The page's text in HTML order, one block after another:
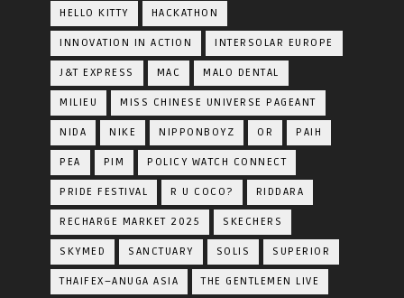
HELLO KITTY HACKATHON
INNOVATION IN ACTION INTERSOLAR EUROPE
J&T EXPRESS MAC MALO DENTAL
MILIEU MISS CHINESE UNIVERSE PAGEANT
NIDA NIKE NIPPONBOYZ OR PAIH
PEA PIM POLICY WATCH CONNECT
PRIDE FESTIVAL R U COCO? RIDDARA
RECHARGE MARKET 2025 SKECHERS
SKYMED SANCTUARY SOLIS SUPERIOR
THAIFEX–ANUGA ASIA THE GENTLEMEN LIVE